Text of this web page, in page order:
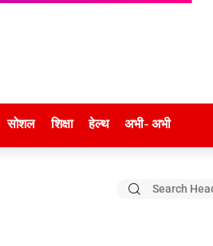
सोशल शिक्षा हेल्थ अभी- अभी